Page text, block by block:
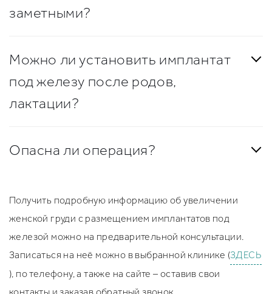
заметными?
Можно ли установить имплантат
под железу после родов,
лактации?
Опасна ли операция?
Получить подробную информацию об увеличении
женской груди с размещением имплантатов под
железой можно на предварительной консультации.
Записаться на неё можно в выбранной клинике (ЗДЕСЬ
), по телефону, а также на сайте – оставив свои